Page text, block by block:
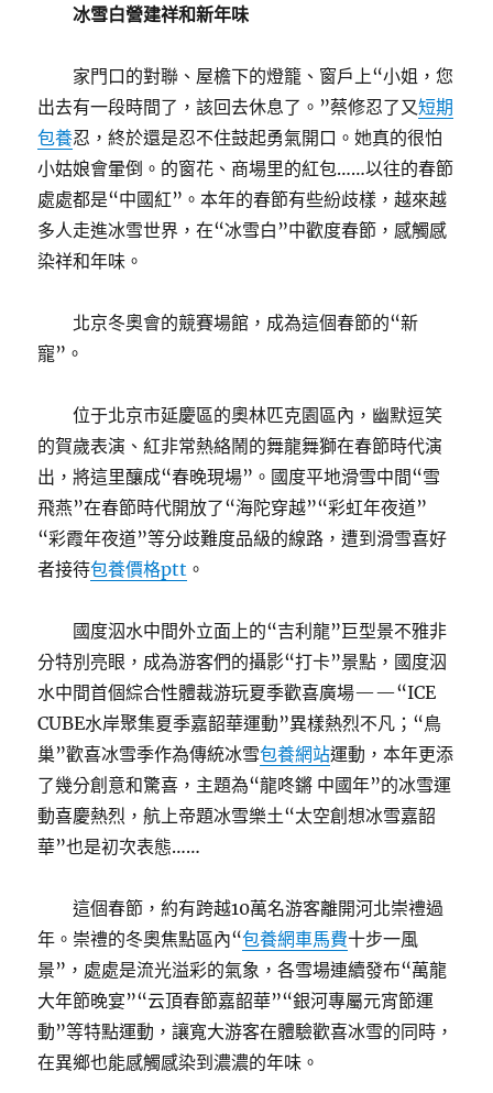
冰雪白營建祥和新年味
家門口的對聯、屋檐下的燈籠、窗戶上“小姐，您
出去有一段時間了，該回去休息了。”蔡修忍了又短期
包養忍，終於還是忍不住鼓起勇氣開口。她真的很怕
小姑娘會暈倒。的窗花、商場里的紅包……以往的春節
處處都是“中國紅”。本年的春節有些紛歧樣，越來越
多人走進冰雪世界，在“冰雪白”中歡度春節，感觸感
染祥和年味。
北京冬奧會的競賽場館，成為這個春節的“新
寵”。
位于北京市延慶區的奧林匹克園區內，幽默逗笑
的賀歲表演、紅非常熱絡鬧的舞龍舞獅在春節時代演
出，將這里釀成“春晚現場”。國度平地滑雪中間“雪
飛燕”在春節時代開放了“海陀穿越”“彩虹年夜道”
“彩霞年夜道”等分歧難度品級的線路，遭到滑雪喜好
者接待包養價格ptt 。
國度泅水中間外立面上的“吉利龍”巨型景不雅非
分特別亮眼，成為游客們的攝影“打卡”景點，國度泅
水中間首個綜合性體裁游玩夏季歡喜廣場——“ICE
CUBE水岸聚集夏季嘉韶華運動”異樣熱烈不凡；“鳥
巢”歡喜冰雪季作為傳統冰雪包養網站運動，本年更添
了幾分創意和驚喜，主題為“龍咚鏘 中國年”的冰雪運
動喜慶熱烈，航上帝題冰雪樂土“太空創想冰雪嘉韶
華”也是初次表態……
這個春節，約有跨越10萬名游客離開河北崇禮過
年。崇禮的冬奧焦點區內“包養網車馬費十步一風
景”，處處是流光溢彩的氣象，各雪場連續發布“萬龍
大年節晚宴”“云頂春節嘉韶華”“銀河專屬元宵節運
動”等特點運動，讓寬大游客在體驗歡喜冰雪的同時，
在異鄉也能感觸感染到濃濃的年味。